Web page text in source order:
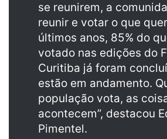
se reunirem, a
reunir e votar o que
últimos anos, 85% do
votado nas edições do
Curitiba já foram
estão em andamento.
população vota, as
acontecem”, destacou
Pimentel.